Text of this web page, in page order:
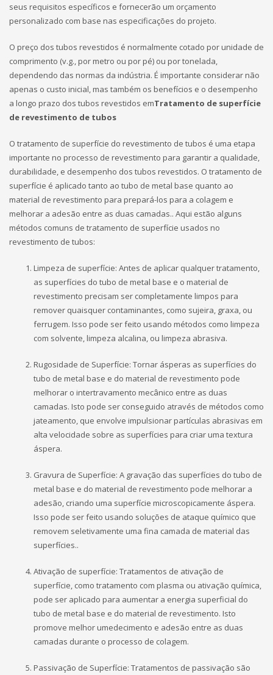
seus requisitos específicos e fornecerão um orçamento
personalizado com base nas especificações do projeto.
O preço dos tubos revestidos é normalmente cotado por unidade de
comprimento (v.g., por metro ou por pé) ou por tonelada,
dependendo das normas da indústria. É importante considerar não
apenas o custo inicial, mas também os benefícios e o desempenho
a longo prazo dos tubos revestidos emTratamento de superfície
de revestimento de tubos
O tratamento de superfície do revestimento de tubos é uma etapa
importante no processo de revestimento para garantir a qualidade,
durabilidade, e desempenho dos tubos revestidos. O tratamento de
superfície é aplicado tanto ao tubo de metal base quanto ao
material de revestimento para prepará-los para a colagem e
melhorar a adesão entre as duas camadas.. Aqui estão alguns
métodos comuns de tratamento de superfície usados ​​no
revestimento de tubos:
Limpeza de superfície: Antes de aplicar qualquer tratamento,
as superfícies do tubo de metal base e o material de
revestimento precisam ser completamente limpos para
remover quaisquer contaminantes, como sujeira, graxa, ou
ferrugem. Isso pode ser feito usando métodos como limpeza
com solvente, limpeza alcalina, ou limpeza abrasiva.
Rugosidade de Superfície: Tornar ásperas as superfícies do
tubo de metal base e do material de revestimento pode
melhorar o intertravamento mecânico entre as duas
camadas. Isto pode ser conseguido através de métodos como
jateamento, que envolve impulsionar partículas abrasivas em
alta velocidade sobre as superfícies para criar uma textura
áspera.
Gravura de Superfície: A gravação das superfícies do tubo de
metal base e do material de revestimento pode melhorar a
adesão, criando uma superfície microscopicamente áspera.
Isso pode ser feito usando soluções de ataque químico que
removem seletivamente uma fina camada de material das
superfícies..
Ativação de superfície: Tratamentos de ativação de
superfície, como tratamento com plasma ou ativação química,
pode ser aplicado para aumentar a energia superficial do
tubo de metal base e do material de revestimento. Isto
promove melhor umedecimento e adesão entre as duas
camadas durante o processo de colagem.
Passivação de Superfície: Tratamentos de passivação são